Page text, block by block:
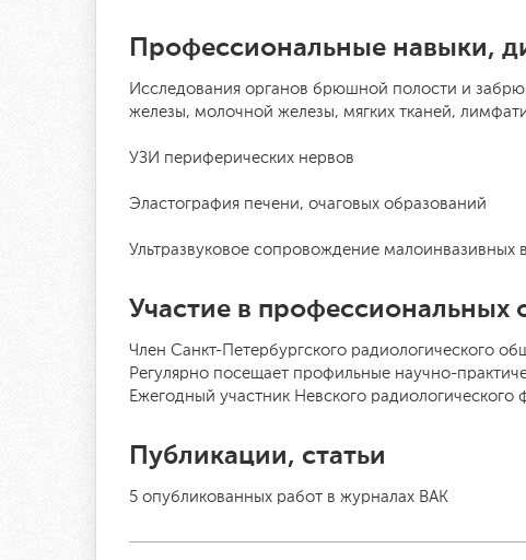
Профессиональные навыки,
Исследования органов брюшной полости и
железы, молочной железы, мягких тканей,
УЗИ периферических нервов
Эластография печени, очаговых образований
Ультразвуковое сопровождение малоинвазивных
Участие в
Член Санкт-Петербургского радиологического
Регулярно посещает профильные научно-
Ежегодный участник Невского
Публикации, статьи
5 опубликованных работ в журналах ВАК